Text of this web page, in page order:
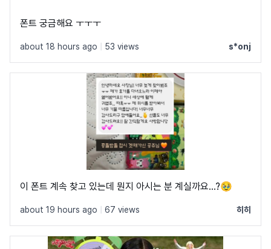
폰트 궁금해요 ㅜㅜㅜ
about 18 hours ago 53 views s*onj
이 폰트 계속 찾고 있는데 뭔지 아시는 분 계실까요...?🥹
about 19 hours ago 67 views 히히